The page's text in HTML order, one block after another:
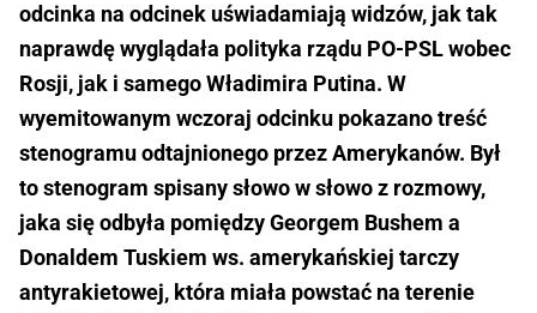
odcinka na odcinek uświadamiają widzów, jak tak
naprawdę wyglądała polityka rządu PO-PSL wobec
Rosji, jak i samego Władimira Putina. W
wyemitowanym wczoraj odcinku pokazano treść
stenogramu odtajnionego przez Amerykanów. Był
to stenogram spisany słowo w słowo z rozmowy,
jaka się odbyła pomiędzy Georgem Bushem a
Donaldem Tuskiem ws. amerykańskiej tarczy
antyrakietowej, która miała powstać na terenie